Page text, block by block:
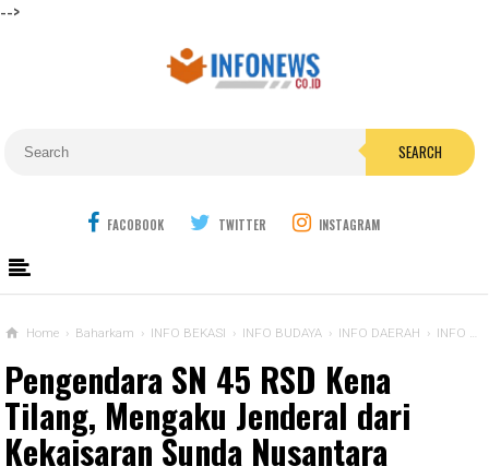
-->
SEARCH
FACOBOOK TWITTER INSTAGRAM
Home › Baharkam › INFO BEKASI › INFO BUDAYA › INFO DAERAH › INFO KRIMINAL
Pengendara SN 45 RSD Kena
Tilang, Mengaku Jenderal dari
Kekaisaran Sunda Nusantara